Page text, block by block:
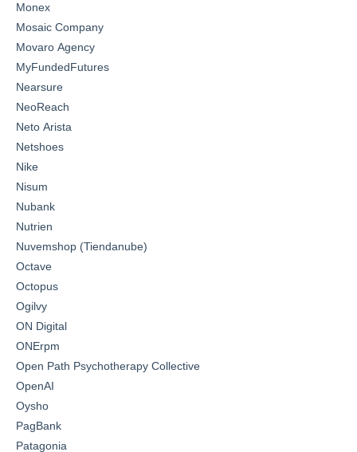
Monex
Mosaic Company
Movaro Agency
MyFundedFutures
Nearsure
NeoReach
Neto Arista
Netshoes
Nike
Nisum
Nubank
Nutrien
Nuvemshop (Tiendanube)
Octave
Octopus
Ogilvy
ON Digital
ONErpm
Open Path Psychotherapy Collective
OpenAI
Oysho
PagBank
Patagonia